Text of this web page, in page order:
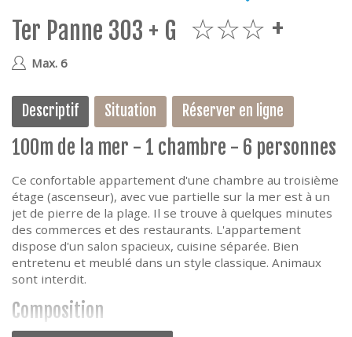
Ter Panne 303 + G
Max. 6
Descriptif Situation Réserver en ligne
100m de la mer - 1 chambre - 6 personnes
Ce confortable appartement d'une chambre au troisième
étage (ascenseur), avec vue partielle sur la mer est à un
jet de pierre de la plage. Il se trouve à quelques minutes
des commerces et des restaurants. L'appartement
dispose d'un salon spacieux, cuisine séparée. Bien
entretenu et meublé dans un style classique. Animaux
sont interdit.
Composition